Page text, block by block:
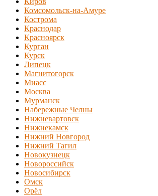
Комсомольск-на-Амуре
Кострома
Краснодар
Красноярск
Курган
Курск
Липецк
Магнитогорск
Миасс
Москва
Мурманск
Набережные Челны
Нижневартовск
Нижнекамск
Нижний Новгород
Нижний Тагил
Новокузнецк
Новороссийск
Новосибирск
Омск
Орёл